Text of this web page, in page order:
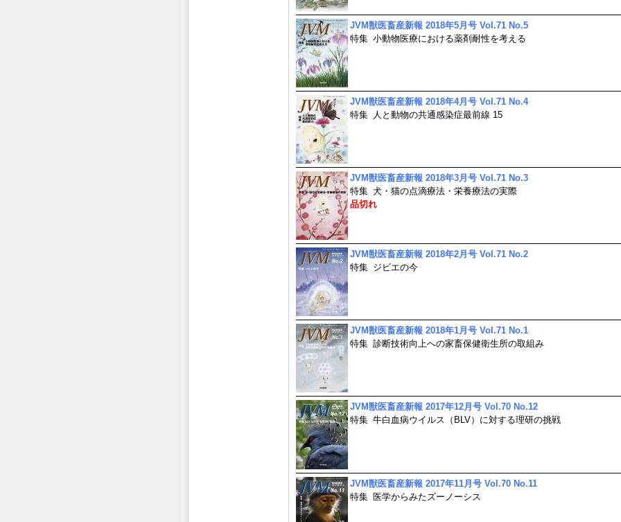
JVM獣医畜産新報 2018年5月号 Vol.71 No.5
特集 小動物医療における薬剤耐性を考える
JVM獣医畜産新報 2018年4月号 Vol.71 No.4
特集 人と動物の共通感染症最前線 15
JVM獣医畜産新報 2018年3月号 Vol.71 No.3
特集 犬・猫の点滴療法・栄養療法の実際
品切れ
JVM獣医畜産新報 2018年2月号 Vol.71 No.2
特集 ジビエの今
JVM獣医畜産新報 2018年1月号 Vol.71 No.1
特集 診断技術向上への家畜保健衛生所の取組み
JVM獣医畜産新報 2017年12月号 Vol.70 No.12
特集 牛白血病ウイルス（BLV）に対する理研の挑戦
JVM獣医畜産新報 2017年11月号 Vol.70 No.11
特集 医学からみたズーノーシス